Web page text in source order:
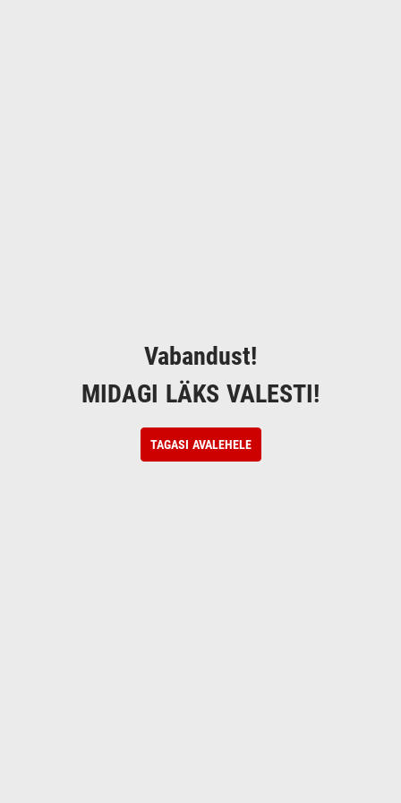
Vabandust!
MIDAGI LÄKS VALESTI!
TAGASI AVALEHELE